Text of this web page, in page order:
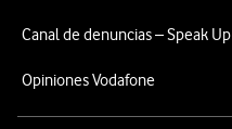
Canal de denuncias – Speak Up
Opiniones Vodafone